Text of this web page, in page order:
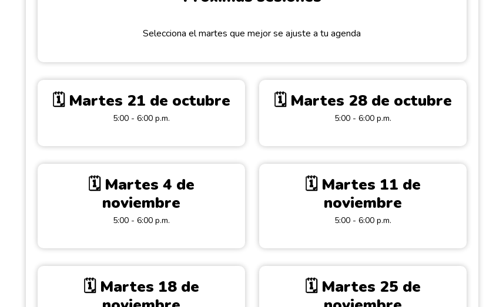
Selecciona el martes que mejor se ajuste a tu agenda
🗓️ Martes 21 de octubre
5:00 - 6:00 p.m.
🗓️ Martes 28 de octubre
5:00 - 6:00 p.m.
🗓️ Martes 4 de
noviembre
5:00 - 6:00 p.m.
🗓️ Martes 11 de
noviembre
5:00 - 6:00 p.m.
🗓️ Martes 18 de
🗓️ Martes 25 de